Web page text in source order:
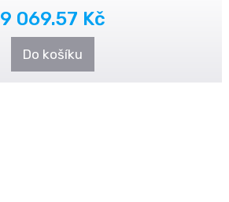
9 069.57 Kč
Do košíku